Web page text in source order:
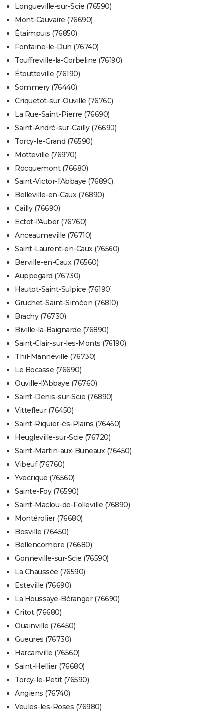
Longueville-sur-Scie (76590)
Mont-Cauvaire (76690)
Étaimpuis (76850)
Fontaine-le-Dun (76740)
Touffreville-la-Corbeline (76190)
Étoutteville (76190)
Sommery (76440)
Criquetot-sur-Ouville (76760)
La Rue-Saint-Pierre (76690)
Saint-André-sur-Cailly (76690)
Torcy-le-Grand (76590)
Motteville (76970)
Rocquemont (76680)
Saint-Victor-l'Abbaye (76890)
Belleville-en-Caux (76890)
Cailly (76690)
Ectot-l'Auber (76760)
Anceaumeville (76710)
Saint-Laurent-en-Caux (76560)
Berville-en-Caux (76560)
Auppegard (76730)
Hautot-Saint-Sulpice (76190)
Gruchet-Saint-Siméon (76810)
Brachy (76730)
Biville-la-Baignarde (76890)
Saint-Clair-sur-les-Monts (76190)
Thil-Manneville (76730)
Le Bocasse (76690)
Ouville-l'Abbaye (76760)
Saint-Denis-sur-Scie (76890)
Vittefleur (76450)
Saint-Riquier-ès-Plains (76460)
Heugleville-sur-Scie (76720)
Saint-Martin-aux-Buneaux (76450)
Vibeuf (76760)
Yvecrique (76560)
Sainte-Foy (76590)
Saint-Maclou-de-Folleville (76890)
Montérolier (76680)
Bosville (76450)
Bellencombre (76680)
Gonneville-sur-Scie (76590)
La Chaussée (76590)
Esteville (76690)
La Houssaye-Béranger (76690)
Critot (76680)
Ouainville (76450)
Gueures (76730)
Harcanville (76560)
Saint-Hellier (76680)
Torcy-le-Petit (76590)
Angiens (76740)
Veules-les-Roses (76980)